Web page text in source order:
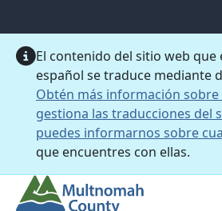
El contenido del sitio web que
español se traduce mediante
Obtén más información
gestiona las traducciones del
puedes informarnos sobre
que encuentres con ellas.